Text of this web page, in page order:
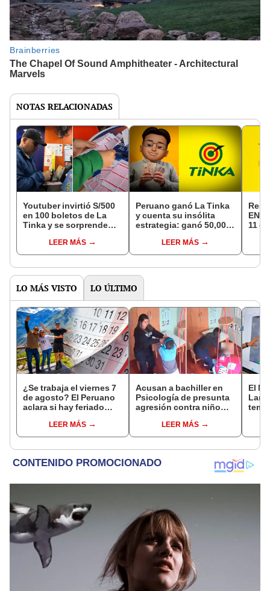
NOTAS RELACIONADAS
Youtuber invirtió S/500
en 100 boletos de La
Tinka y se sorprende
"Son estrategias"
LEER MÁS
Peruano ganó La Tinka
y cuenta su insólita
estrategia: ganó 50,000
LEER MÁS
EN
11
LO MÁS VISTO LO ÚLTIMO
¿Se trabaja el viernes 7
de agosto? El Peruano
aclara si hay feriado
del 6 de agosto
LEER MÁS
Acusan a bachiller en
Psicología de presunta
agresión contra niño
cámaras captan el
hecho
LEER MÁS
El
palta